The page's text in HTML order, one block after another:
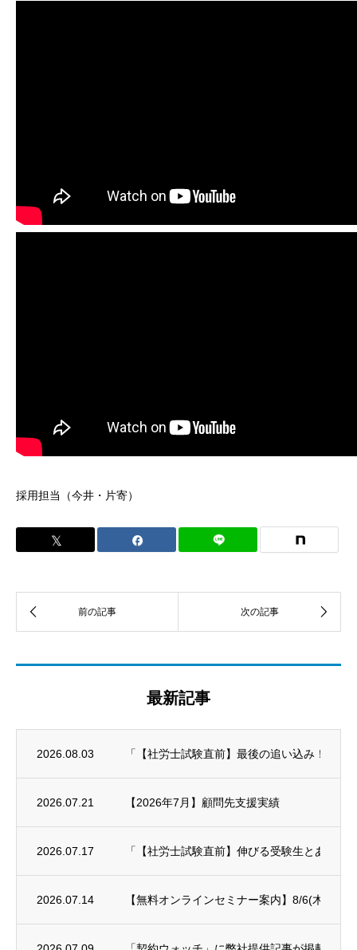
採用担当（今井・片寄）
最新記事
2026.08.03 「【社労士試験直前】最後の追い込み！科
2026.07.21 【2026年7月】顧問先支援実績
2026.07.17 「【社労士試験直前】伸びる受験生とあと
2026.07.14 【無料オンラインセミナー案内】8/6(木)年